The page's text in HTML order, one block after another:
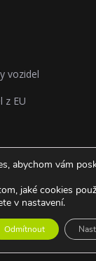
vozidel
z EU
abychom vám
jaké cookies
v nastavení.
Odmítnout